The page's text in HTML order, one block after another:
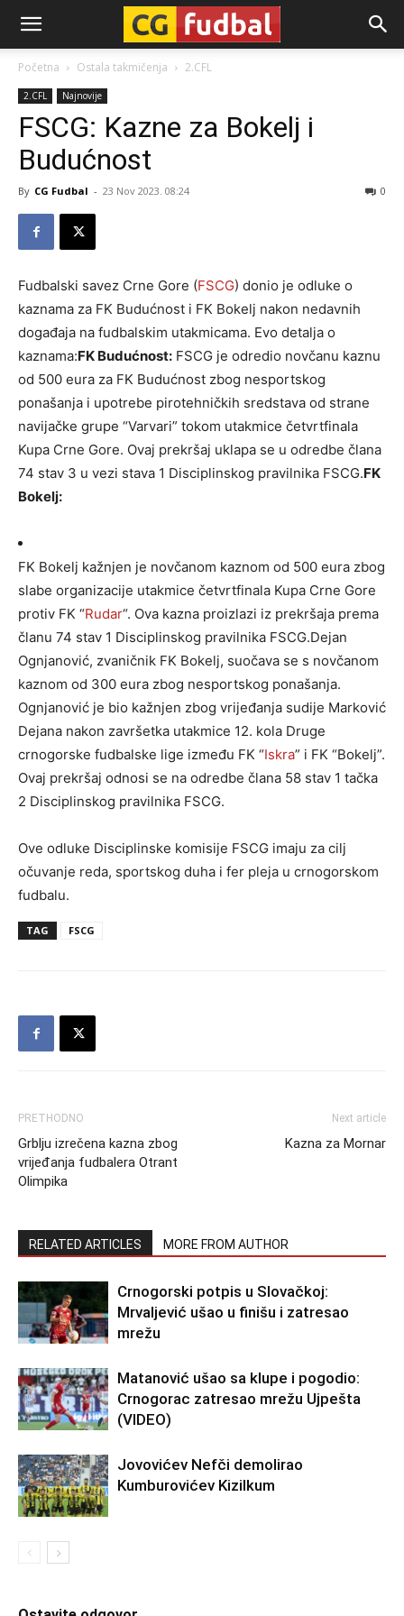
CG-
Fudbal
Početna Ostala takmičenja 2.CFL
2.CFL Najnovije
FSCG: Kazne za Bokelj i
Budućnost
By CG Fudbal - 23 Nov 2023. 08:24 0
Fudbalski savez Crne Gore (FSCG) donio je odluke o
kaznama za FK Budućnost i FK Bokelj nakon nedavnih
događaja na fudbalskim utakmicama. Evo detalja o
kaznama:FK Budućnost: FSCG je odredio novčanu kaznu
od 500 eura za FK Budućnost zbog nesportskog
ponašanja i upotrebe pirotehničkih sredstava od strane
navijačke grupe “Varvari” tokom utakmice četvrtfinala
Kupa Crne Gore. Ovaj prekršaj uklapa se u odredbe člana
74 stav 3 u vezi stava 1 Disciplinskog pravilnika FSCG.FK
Bokelj:
FK Bokelj kažnjen je novčanom kaznom od 500 eura zbog
slabe organizacije utakmice četvrtfinala Kupa Crne Gore
protiv FK “Rudar“. Ova kazna proizlazi iz prekršaja prema
članu 74 stav 1 Disciplinskog pravilnika FSCG.Dejan
Ognjanović, zvaničnik FK Bokelj, suočava se s novčanom
kaznom od 300 eura zbog nesportskog ponašanja.
Ognjanović je bio kažnjen zbog vrijeđanja sudije Marković
Dejana nakon završetka utakmice 12. kola Druge
crnogorske fudbalske lige između FK “Iskra” i FK “Bokelj”.
Ovaj prekršaj odnosi se na odredbe člana 58 stav 1 tačka
2 Disciplinskog pravilnika FSCG.
Ove odluke Disciplinske komisije FSCG imaju za cilj
očuvanje reda, sportskog duha i fer pleja u crnogorskom
fudbalu.
TAG FSCG
PRETHODNO
Grblju izrečena kazna zbog
vrijeđanja fudbalera Otrant
Olimpika
Next article
Kazna za Mornar
RELATED ARTICLES MORE FROM AUTHOR
Crnogorski potpis u Slovačkoj:
Mrvaljević ušao u finišu i zatresao
mrežu
Matanović ušao sa klupe i pogodio:
Crnogorac zatresao mrežu Ujpešta
(VIDEO)
Jovovićev Nefči demolirao
Kumburovićev Kizilkum